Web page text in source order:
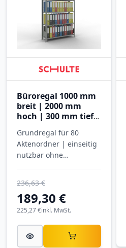
Büroregal 1000 mm
breit | 2000 mm
hoch | 300 mm tief |
Grundregal für 80
Aktenordner | einseitig
nutzbar ohne
189,30 €
236,63 €
inkl. MwSt.
225,27 €